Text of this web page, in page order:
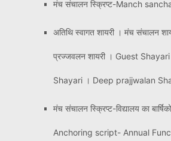
मंच संचालन स्क्रिप्ट-Manch
अतिथि स्वागत शायरी । मंच संचालन
प्रज्जवलन शायरी । Guest
Shayari । Deep prajjwalan
मंच संचालन स्क्रिप्ट-विद्यालय का
Anchoring script- Annual